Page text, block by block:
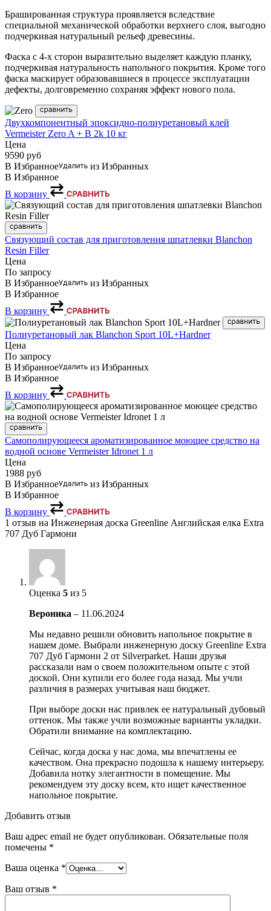
Брашированная структура проявляется вследствие
специальной механической обработки верхнего слоя, выгодно
подчеркивая натуральный рельеф древесины.
Фаска с 4-х сторон выразительно выделяет каждую планку,
подчеркивая натуральность напольного покрытия. Кроме того
фаска маскирует образовавшиеся в процессе эксплуатации
дефекты, долговременно сохраняя эффект нового пола.
Двухкомпонентный эпоксидно-полиуретановый клей
Vermeister Zero A + B 2k 10 кг
Цена
9590 руб
В Избранное
из Избранных
В Избранное
В корзину
Связующий состав для приготовления шпатлевки Blanchon
Resin Filler
Цена
По запросу
В Избранное
из Избранных
В Избранное
В корзину
Полиуретановый лак Blanchon Sport 10L+Hardner
Цена
По запросу
В Избранное
из Избранных
В Избранное
В корзину
Самополирующееся ароматизированное моющее средство на
водной основе Vermeister Idronet 1 л
Цена
1988 руб
В Избранное
из Избранных
В Избранное
В корзину
1 отзыв на Инженерная доска Greenline Английская елка Extra
707 Дуб Гармони
Оценка 5 из 5
Вероника – 11.06.2024
Мы недавно решили обновить напольное покрытие в
нашем доме. Выбрали инженерную доску Greenline Extra
707 Дуб Гармони 2 от Silverparket. Наши друзья
рассказали нам о своем положительном опыте с этой
доской. Они купили его более года назад. Мы учли
различия в размерах учитывая наш бюджет.
При выборе доски нас привлек ее натуральный дубовый
оттенок. Мы также учли возможные варианты укладки.
Обратили внимание на комплектацию.
Сейчас, когда доска у нас дома, мы впечатлены ее
качеством. Она прекрасно подошла к нашему интерьеру.
Добавила нотку элегантности в помещение. Мы
рекомендуем эту доску всем, кто ищет качественное
напольное покрытие.
Добавить отзыв
Ваш адрес email не будет опубликован. Обязательные поля
помечены *
Ваша оценка *
Ваш отзыв *